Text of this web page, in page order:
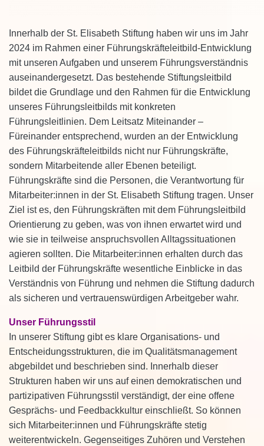
Innerhalb der St. Elisabeth Stiftung haben wir uns im Jahr
2024 im Rahmen einer Führungskräfteleitbild-Entwicklung
mit unseren Aufgaben und unserem Führungsverständnis
auseinandergesetzt. Das bestehende Stiftungsleitbild
bildet die Grundlage und den Rahmen für die Entwicklung
unseres Führungsleitbilds mit konkreten
Führungsleitlinien. Dem Leitsatz Miteinander –
Füreinander entsprechend, wurden an der Entwicklung
des Führungskräfteleitbilds nicht nur Führungskräfte,
sondern Mitarbeitende aller Ebenen beteiligt.
Führungskräfte sind die Personen, die Verantwortung für
Mitarbeiter:innen in der St. Elisabeth Stiftung tragen. Unser
Ziel ist es, den Führungskräften mit dem Führungsleitbild
Orientierung zu geben, was von ihnen erwartet wird und
wie sie in teilweise anspruchsvollen Alltagssituationen
agieren sollten. Die Mitarbeiter:innen erhalten durch das
Leitbild der Führungskräfte wesentliche Einblicke in das
Verständnis von Führung und nehmen die Stiftung dadurch
als sicheren und vertrauenswürdigen Arbeitgeber wahr.
Unser Führungsstil
In unserer Stiftung gibt es klare Organisations- und
Entscheidungsstrukturen, die im Qualitätsmanagement
abgebildet und beschrieben sind. Innerhalb dieser
Strukturen haben wir uns auf einen demokratischen und
partizipativen Führungsstil verständigt, der eine offene
Gesprächs- und Feedbackkultur einschließt. So können
sich Mitarbeiter:innen und Führungskräfte stetig
weiterentwickeln. Gegenseitiges Zuhören und Verstehen